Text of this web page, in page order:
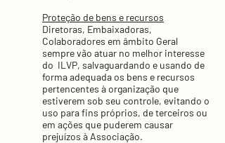
Proteção de bens e recursos
Diretoras, Embaixadoras,
Colaboradores em âmbito Geral
sempre vão atuar no melhor interesse
do ILVP, salvaguardando e usando de
forma adequada os bens e recursos
pertencentes à organização que
estiverem sob seu controle, evitando o
uso para fins próprios, de terceiros ou
em ações que puderem causar
prejuízos à Associação.